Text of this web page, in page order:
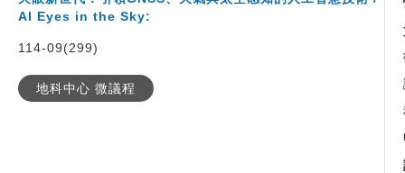
AI Eyes in the Sky:
114-09(299)
地科中心 微議程